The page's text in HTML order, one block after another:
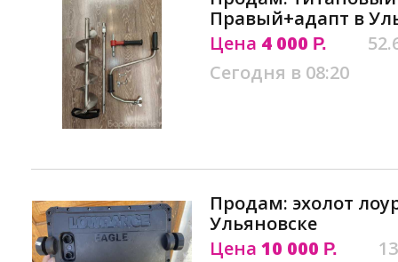
Правый+адапт в
Цена 4 000 Р.
Сегодня в 08:20
Продам: эхолот
Ульяновске
Цена 10 000 Р.